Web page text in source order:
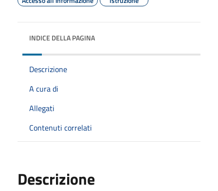
INDICE DELLA PAGINA
Descrizione
A cura di
Allegati
Contenuti correlati
Descrizione